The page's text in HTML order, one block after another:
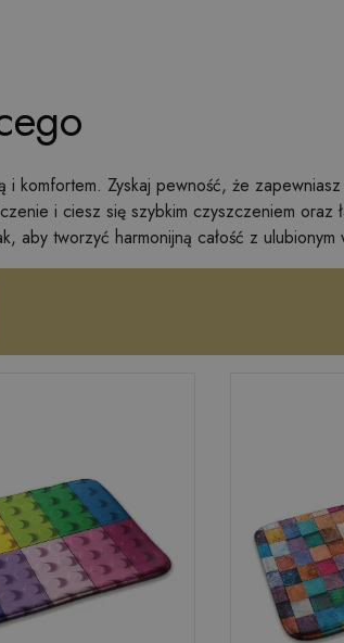
Zyskaj pewność, że
i ciesz się szybkim czyszczeniem oraz
tworzyć harmonijną całość z